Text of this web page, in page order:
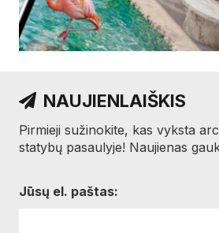
NAUJIENLAIŠKIS
Pirmieji sužinokite, kas vyksta
statybų pasaulyje! Naujienas
Jūsų el. paštas: